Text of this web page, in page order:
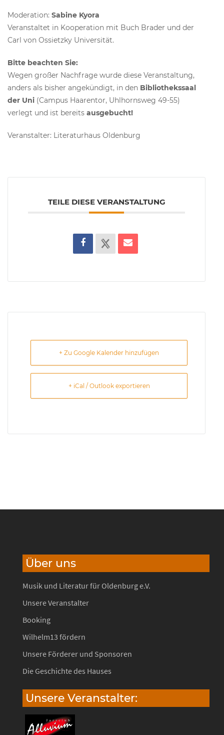
Moderation: Sabine Kyora
Veranstaltet in Kooperation mit Buch Brader und der
Carl von Ossietzky Universität.
Bitte beachten Sie:
Wegen großer Nachfrage wurde diese Veranstaltung,
anders als bisher angekündigt, in den Bibliothekssaal
der Uni (Campus Haarentor, Uhlhornsweg 49-55)
verlegt und ist bereits ausgebucht!
Veranstalter: Literaturhaus Oldenburg
TEILE DIESE VERANSTALTUNG
+ Zu Google Kalender hinzufügen
+ iCal / Outlook exportieren
Über uns
Musik und Literatur für Oldenburg e.V.
Unsere Veranstalter
Booking
Wilhelm13 fördern
Unsere Förderer und Sponsoren
Die Geschichte des Hauses
Unsere Veranstalter: